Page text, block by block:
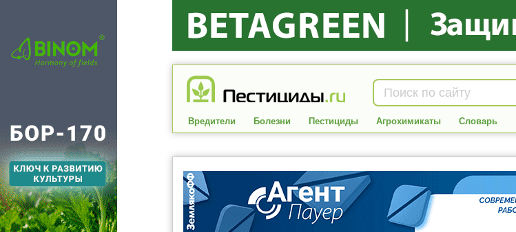
Вредители Болезни Пестициды Агрохимикаты Словарь